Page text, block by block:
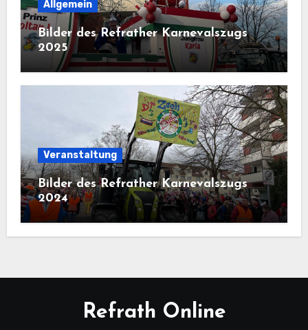
Allgemein
Bilder des Refrather Karnevalszugs
2025
Veranstaltung
Bilder des Refrather Karnevalszugs
2024
Refrath Online